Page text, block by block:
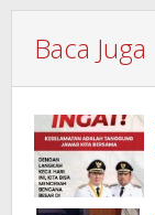
Baca Juga